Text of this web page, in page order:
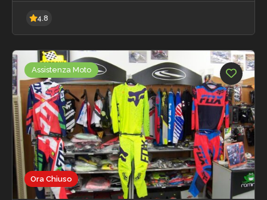
5.0
Ora Chiuso
Assistenza Moto